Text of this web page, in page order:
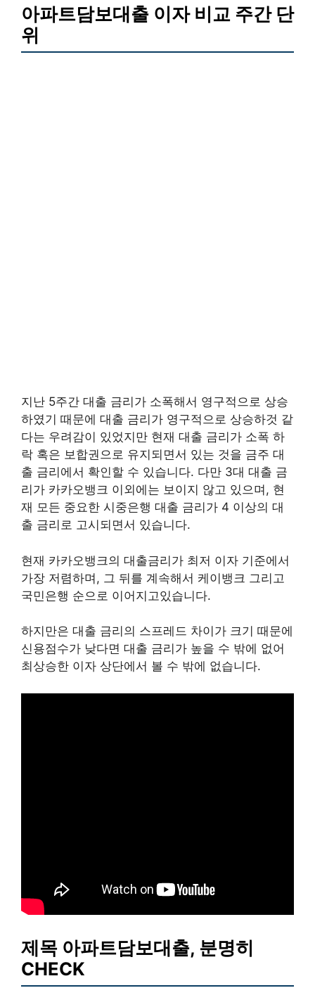
아파트담보대출 이자 비교 주간 단
위
지난 5주간 대출 금리가 소폭해서 영구적으로 상승
하였기 때문에 대출 금리가 영구적으로 상승하것 같
다는 우려감이 있었지만 현재 대출 금리가 소폭 하
락 혹은 보합권으로 유지되면서 있는 것을 금주 대
출 금리에서 확인할 수 있습니다. 다만 3대 대출 금
리가 카카오뱅크 이외에는 보이지 않고 있으며, 현
재 모든 중요한 시중은행 대출 금리가 4 이상의 대
출 금리로 고시되면서 있습니다.
현재 카카오뱅크의 대출금리가 최저 이자 기준에서
가장 저렴하며, 그 뒤를 계속해서 케이뱅크 그리고
국민은행 순으로 이어지고있습니다.
하지만은 대출 금리의 스프레드 차이가 크기 때문에
신용점수가 낮다면 대출 금리가 높을 수 밖에 없어
최상승한 이자 상단에서 볼 수 밖에 없습니다.
제목 아파트담보대출, 분명히
CHECK